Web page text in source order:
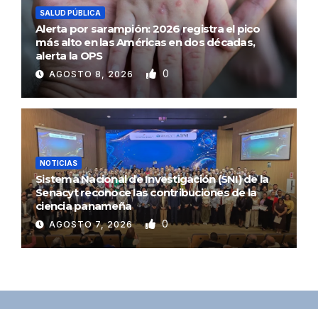
SALUD PÚBLICA
Alerta por sarampión: 2026 registra el pico
más alto en las Américas en dos décadas,
alerta la OPS
AGOSTO 8, 2026 0
NOTICIAS
Sistema Nacional de Investigación (SNI) de la
Senacyt reconoce las contribuciones de la
ciencia panameña
AGOSTO 7, 2026 0